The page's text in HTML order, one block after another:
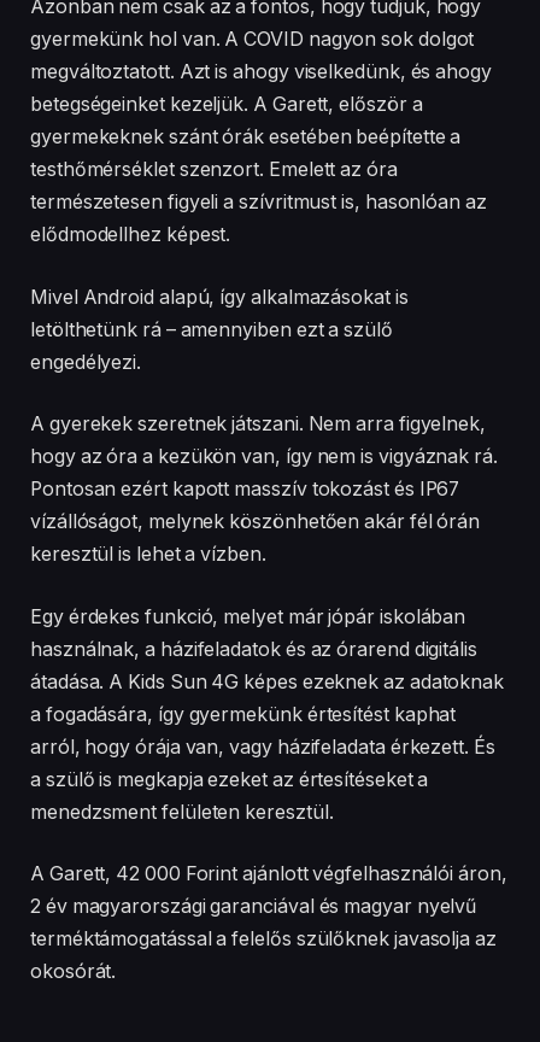
Azonban nem csak az a fontos, hogy tudjuk, hogy
gyermekünk hol van. A COVID nagyon sok dolgot
megváltoztatott. Azt is ahogy viselkedünk, és ahogy
betegségeinket kezeljük. A Garett, először a
gyermekeknek szánt órák esetében beépítette a
testhőmérséklet szenzort. Emelett az óra
természetesen figyeli a szívritmust is, hasonlóan az
elődmodellhez képest.
Mivel Android alapú, így alkalmazásokat is
letölthetünk rá – amennyiben ezt a szülő
engedélyezi.
A gyerekek szeretnek játszani. Nem arra figyelnek,
hogy az óra a kezükön van, így nem is vigyáznak rá.
Pontosan ezért kapott masszív tokozást és IP67
vízállóságot, melynek köszönhetően akár fél órán
keresztül is lehet a vízben.
Egy érdekes funkció, melyet már jópár iskolában
használnak, a házifeladatok és az órarend digitális
átadása. A Kids Sun 4G képes ezeknek az adatoknak
a fogadására, így gyermekünk értesítést kaphat
arról, hogy órája van, vagy házifeladata érkezett. És
a szülő is megkapja ezeket az értesítéseket a
menedzsment felületen keresztül.
A Garett, 42 000 Forint ajánlott végfelhasználói áron,
2 év magyarországi garanciával és magyar nyelvű
terméktámogatással a felelős szülőknek javasolja az
okosórát.